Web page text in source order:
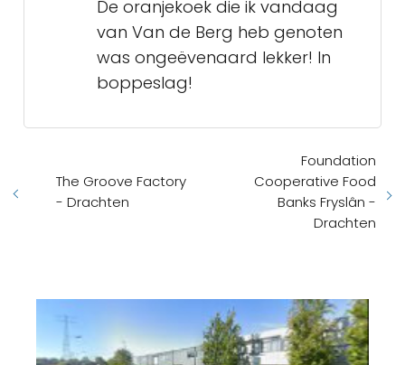
De oranjekoek die ik vandaag
van Van de Berg heb genoten
was ongeëvenaard lekker! In
boppeslag!
The Groove Factory
- Drachten
Foundation
Cooperative Food
Banks Fryslân -
Drachten